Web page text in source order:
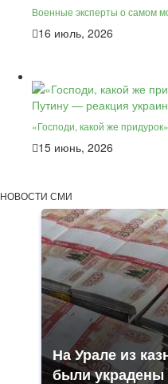
Военные эксперты о самом
16 июль, 2026
«Господи, какой же
15 июнь, 2026
НОВОСТИ СМИ
На Урале из
были украдены